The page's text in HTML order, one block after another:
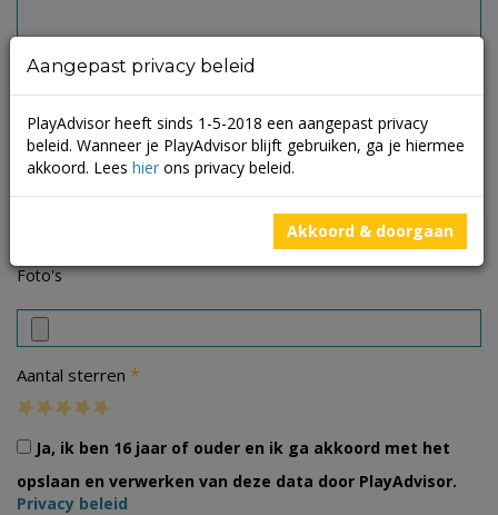
Foto's
Aantal sterren *
Ja, ik ben 16 jaar of ouder en ik ga akkoord met het
opslaan en verwerken van deze data door PlayAdvisor.
Privacy beleid
Aangepast privacy beleid
PlayAdvisor heeft sinds 1-5-2018 een aangepast privacy
beleid. Wanneer je PlayAdvisor blijft gebruiken, ga je hiermee
akkoord. Lees hier ons privacy beleid.
Akkoord & doorgaan